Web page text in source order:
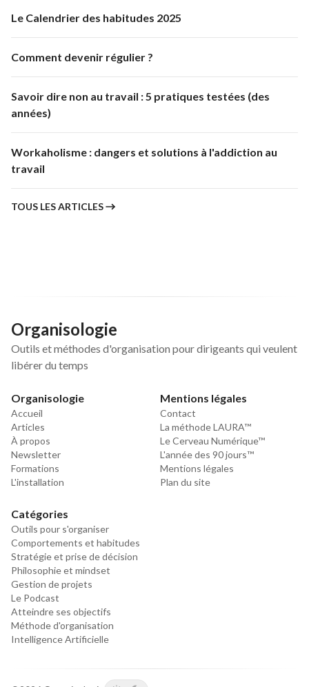
Le Calendrier des habitudes 2025
Comment devenir régulier ?
Savoir dire non au travail : 5 pratiques testées (des
années)
Workaholisme : dangers et solutions à l'addiction au
travail
TOUS LES ARTICLES
Organisologie
Outils et méthodes d'organisation pour dirigeants qui veulent
libérer du temps
Organisologie
Accueil
Articles
À propos
Newsletter
Formations
L'installation
Mentions légales
Contact
La méthode LAURA™
Le Cerveau Numérique™
L'année des 90 jours™
Mentions légales
Plan du site
Catégories
Outils pour s'organiser
Comportements et habitudes
Stratégie et prise de décision
Philosophie et mindset
Gestion de projets
Le Podcast
Atteindre ses objectifs
Méthode d'organisation
Intelligence Artificielle